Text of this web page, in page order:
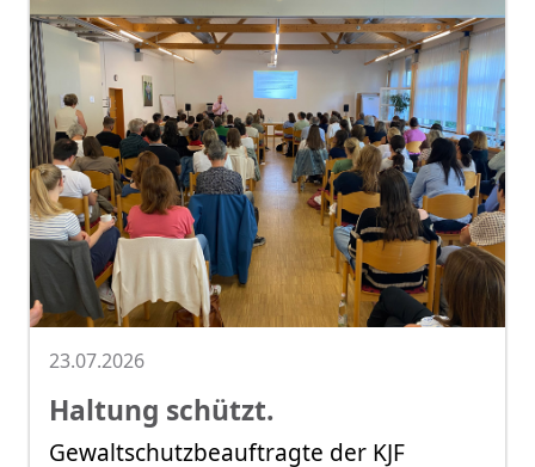
23.07.2026
Haltung schützt.
Gewaltschutzbeauftragte der KJF